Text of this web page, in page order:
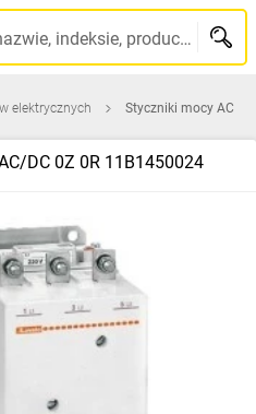
Szukaj po nazwie, indeksie, producencie, kodzie kreskowym...
elektrycznych Styczniki mocy AC
DC 0Z 0R 11B1450024